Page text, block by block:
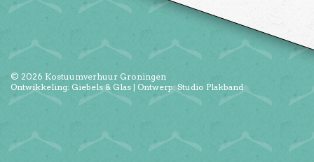
© 2026 Kostuumverhuur Groningen
Ontwikkeling: Giebels & Glas | Ontwerp: Studio Plakband